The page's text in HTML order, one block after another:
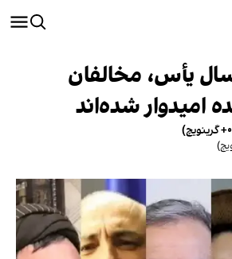
یأس، مخالفان
امیدوار شده‌اند